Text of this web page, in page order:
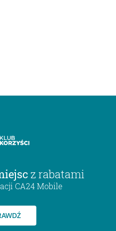
z rabatami
CA24 Mobile